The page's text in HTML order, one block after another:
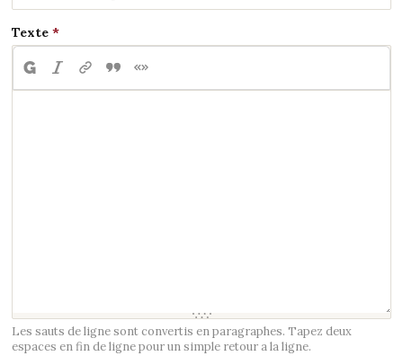
Texte
Les sauts de ligne sont convertis en paragraphes. Tapez deux
espaces en fin de ligne pour un simple retour a la ligne.